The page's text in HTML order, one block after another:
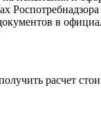
в
расчет